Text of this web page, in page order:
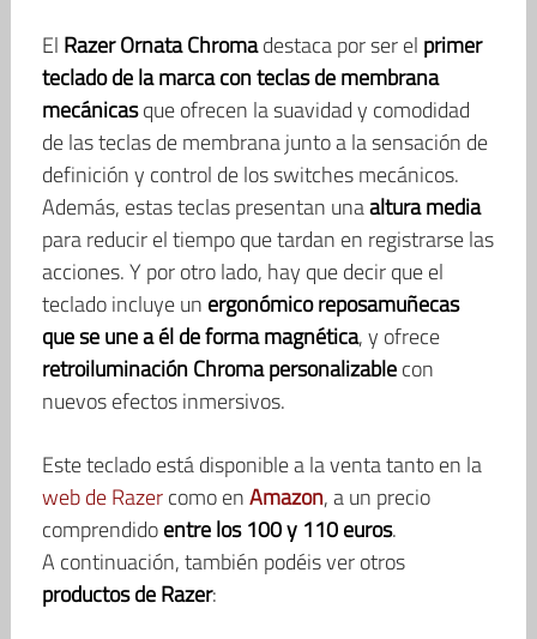
El Razer Ornata Chromadestaca por ser el primer
teclado de la marca con teclas de membrana
mecánicasque ofrecen la suavidad y comodidad
de las teclas de membrana junto a la sensación de
definición y control de los switches mecánicos.
Además, estas teclas presentan unaaltura media
para reducir el tiempo que tardan en registrarse las
acciones. Y por otro lado, hay que decir que el
teclado incluye un ergonómico reposamuñecas
que se une a él de forma magnética, y ofrece
retroiluminación Chroma personalizablecon
nuevos efectos inmersivos.
Este teclado está disponible a la venta tanto en la
web de Razercomo enAmazon, a un precio
comprendidoentre los 100 y 110 euros.
A continuación, también podéis ver otros
productos de Razer: